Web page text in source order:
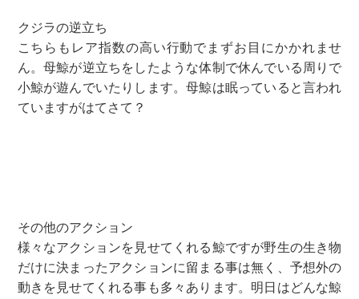
クジラの逆立ち
こちらもレア指数の高い行動でまずお目にかかれませ
ん。母鯨が逆立ちをしたような体制で休んでいる周りで
小鯨が遊んでいたりします。母鯨は眠っていると言われ
ていますがはてさて？
その他のアクション
様々なアクションを見せてくれる鯨ですが野生の生き物
だけに決まったアクションに留まる事は無く、予想外の
動きを見せてくれる事も多々あります。明日はどんな鯨